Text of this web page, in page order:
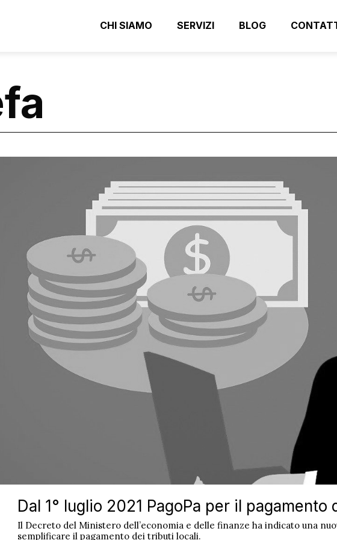
CHI SIAMO SERVIZI BLOG
Dal 1° luglio 2021 PagoPa per il pagamento
Il Decreto del Ministero dell’economia e delle finanze ha indicato una
semplificare il pagamento dei tributi locali.